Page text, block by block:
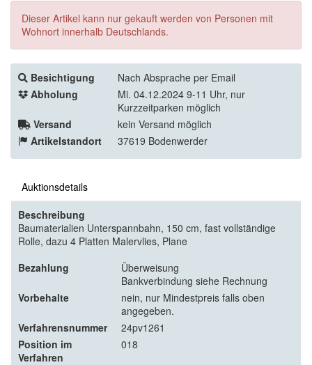
Dieser Artikel kann nur gekauft werden von Personen mit
Wohnort innerhalb Deutschlands.
Besichtigung
Nach Absprache per Email
Abholung
Mi. 04.12.2024 9-11 Uhr, nur
Kurzzeitparken möglich
Versand
kein Versand möglich
Artikelstandort
37619 Bodenwerder
Auktionsdetails
Beschreibung
Baumaterialien Unterspannbahn, 150 cm, fast vollständige
Rolle, dazu 4 Platten Malervlies, Plane
Bezahlung
Überweisung
Bankverbindung siehe Rechnung
Vorbehalte
nein, nur Mindestpreis falls oben
angegeben.
Verfahrensnummer
24pv1261
Position im
Verfahren
018